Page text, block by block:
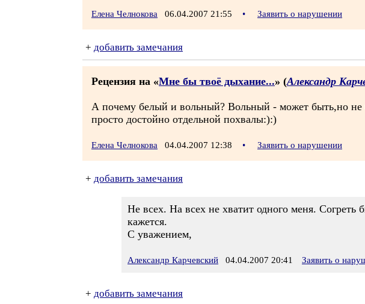
Елена Челнокова 06.04.2007 21:55 • Заявить о нарушении
+ добавить замечания
Рецензия на «Мне бы твоё дыхание...» (Александр
А почему белый и вольный? Вольный - может быть,но не
просто достойно отдельной похвалы:):)
Елена Челнокова 04.04.2007 12:38 • Заявить о нарушении
+ добавить замечания
Не всех. На всех не хватит одного меня.
кажется.
С уважением,
Александр Карчевский 04.04.2007 20:41 Заявить о
+ добавить замечания